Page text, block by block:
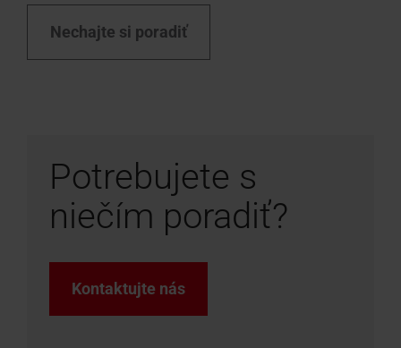
Nechajte si poradiť
Potrebujete s
niečím poradiť?
Kontaktujte nás